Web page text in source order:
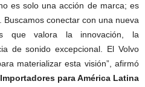
es solo una acción de marca; es
conectar con una nueva
que valora la innovación, la
de sonido excepcional. El Volvo
materializar esta visión”, afirmó
para América Latina